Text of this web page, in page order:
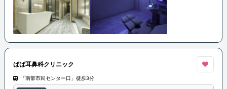
ばば耳鼻科クリニック
「南部市民センター口」徒歩3分